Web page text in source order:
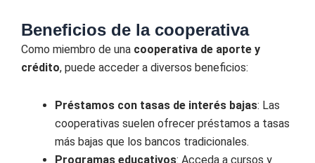
Beneficios de la cooperativa
Como miembro de una cooperativa de aporte y
crédito, puede acceder a diversos beneficios:
Préstamos con tasas de interés bajas: Las
cooperativas suelen ofrecer préstamos a tasas
más bajas que los bancos tradicionales.
Programas educativos: Acceda a cursos y